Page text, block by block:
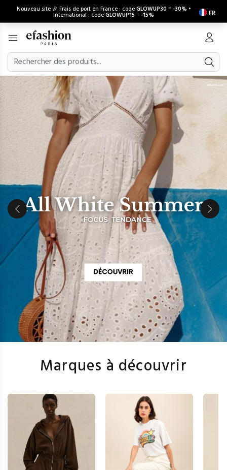
Nouveau site 🎉 Frais de port en France : codeGLOWUP30 = -30% •
International : codeGLOWUP15 = -15% FR
Marques à découvrir